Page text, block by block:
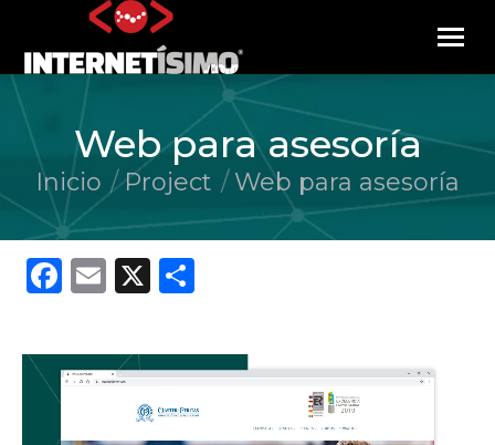
Web para asesoría
Estás aquí:
Inicio Project Web para asesoría
Facebook
Email
X